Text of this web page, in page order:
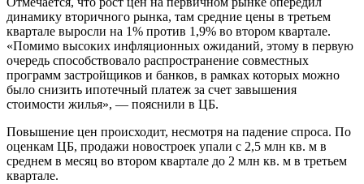
динамику вторичного рынка, там средние цены в третьем
квартале выросли на 1% против 1,9% во втором квартале.
«Помимо высоких инфляционных ожиданий, этому в первую
очередь способствовало распространение совместных
программ застройщиков и банков, в рамках которых можно
было снизить ипотечный платеж за счет завышения
стоимости жилья», — пояснили в ЦБ.
Повышение цен происходит, несмотря на падение спроса. По
оценкам ЦБ, продажи новостроек упали с 2,5 млн кв. м в
среднем в месяц во втором квартале до 2 млн кв. м в третьем
квартале.